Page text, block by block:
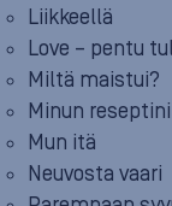
Liikkeellä
Love – pentu
Miltä maistui?
Minun reseptini
Mun itä
Neuvosta vaari